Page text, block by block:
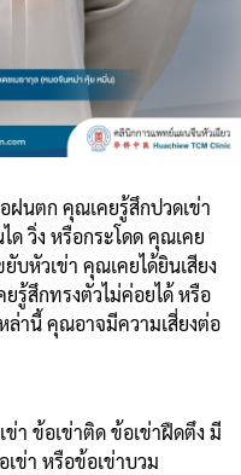
ฝนตก คุณเคยรู้สึกปวดเข่า
ด วิ่ง หรือกระโดด คุณเคย
บหัวเข่า คุณเคยได้ยินเสียง
รู้สึกทรงตัวไม่ค่อยได้ หรือ
ล่านี้ คุณอาจมีความเสี่ยงต่อ
ข่า ข้อเข่าติด ข้อเข่าฝืดตึง มี
เข่า หรือข้อเข่าบวม